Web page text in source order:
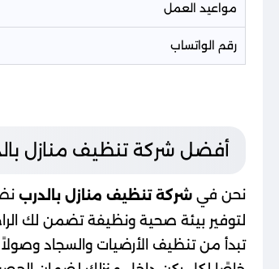
مواعيد العمل
رقم الواتساب
أفضل شركة تنظيف منازل
نحن في شركة تنظيف منازل بالدرب
لتوفير بيئة صحية ونظيفة تضمن لك
تبدأ من تنظيف الأرضيات والسجاد